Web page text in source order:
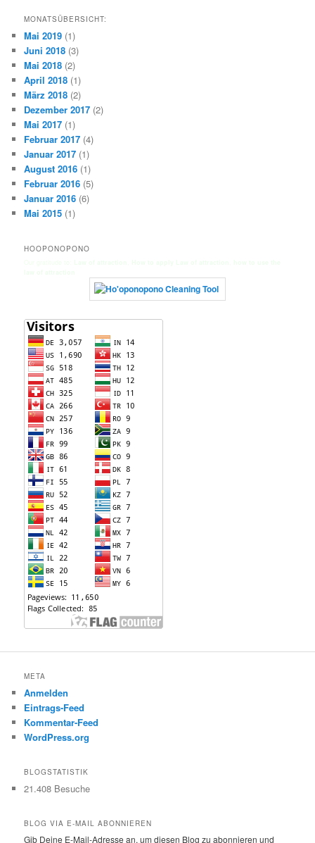
MONATSÜBERSICHT:
Mai 2019 (1)
Juni 2018 (3)
Mai 2018 (2)
April 2018 (1)
März 2018 (2)
Dezember 2017 (2)
Mai 2017 (1)
Februar 2017 (4)
Januar 2017 (1)
August 2016 (1)
Februar 2016 (5)
Januar 2016 (6)
Mai 2015 (1)
HOOPONOPONO
META
Anmelden
Eintrags-Feed
Kommentar-Feed
WordPress.org
BLOGSTATISTIK
21.408 Besuche
BLOG VIA E-MAIL ABONNIEREN
Gib Deine E-Mail-Adresse an, um diesen Blog zu abonnieren und